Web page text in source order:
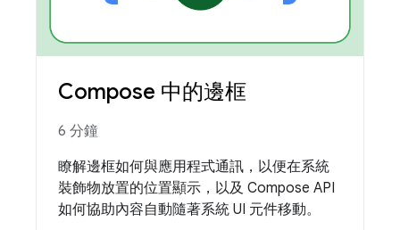
Compose 中的邊框
6 分鐘
瞭解邊框如何與應用程式通訊，以便在系統
裝飾物放置的位置顯示，以及 Compose API
如何協助內容自動隨著系統 UI 元件移動。